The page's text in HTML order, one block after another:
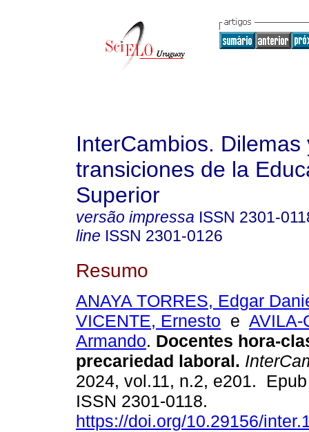
InterCambios. Dilemas
transiciones de la
Superior
versão impressa ISSN 2301-
line ISSN 2301-0126
Resumo
ANAYA TORRES, Edgar
VICENTE, Ernesto e AVILA-
Armando. Docentes hora-
precariedad laboral.
2024, vol.11, n.2, e201.
ISSN 2301-0118.
https://doi.org/10.29156/